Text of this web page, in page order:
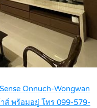
Onnuch-Wongwan
ส์ พร้อมอยู่ โทร 099-579-